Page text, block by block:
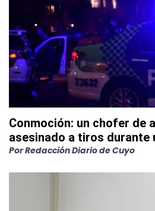
Conmoción: un chofer de
asesinado a tiros durante
PorRedacción Diario de Cuyo